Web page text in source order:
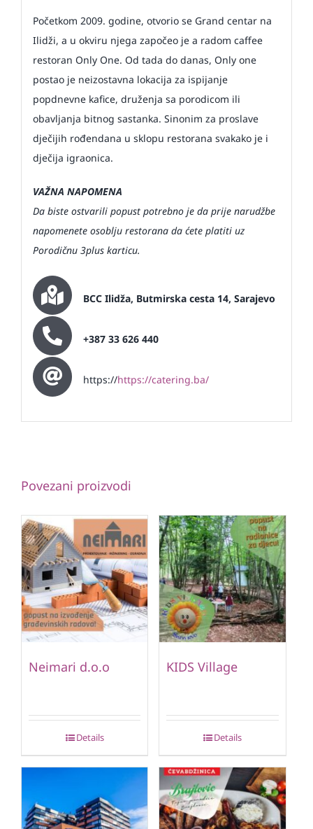
Početkom 2009. godine, otvorio se Grand centar na
Ilidži, a u okviru njega započeo je a radom caffee
restoran Only One. Od tada do danas, Only one
postao je neizostavna lokacija za ispijanje
popdnevne kafice, druženja sa porodicom ili
obavljanja bitnog sastanka. Sinonim za proslave
dječijih rođendana u sklopu restorana svakako je i
dječija igraonica.
VAŽNA NAPOMENA
Da biste ostvarili popust potrebno je da prije narudžbe
napomenete osoblju restorana da ćete platiti uz
Porodičnu 3plus karticu.
BCC Ilidža, Butmirska cesta 14, Sarajevo
+387 33 626 440
https://https://catering.ba/
Povezani proizvodi
Neimari d.o.o
Details
KIDS Village
Details